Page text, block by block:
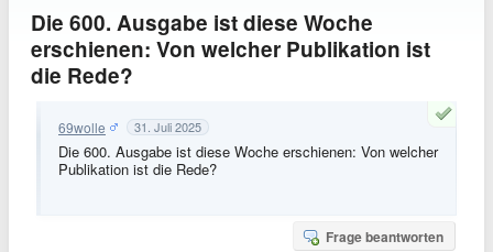
Die 600. Ausgabe ist diese Woche
erschienen: Von welcher Publikation ist
die Rede?
69wolle 31. Juli 2025
Die 600. Ausgabe ist diese Woche erschienen: Von welcher
Publikation ist die Rede?
Frage beantworten